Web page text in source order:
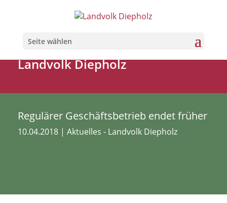
Seite wählen
Landvolk Diepholz
Regulärer Geschäftsbetrieb endet früher
10.04.2018 | Aktuelles - Landvolk Diepholz